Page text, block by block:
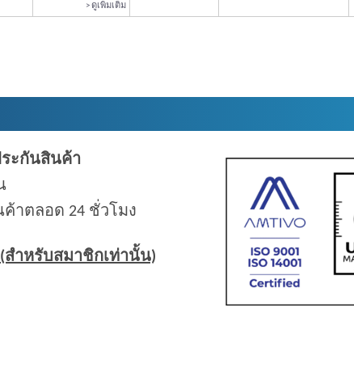
> ดูเพิ่มเติม
ะกันสินค้า
าตลอด 24 ชั่วโมง
ำหรับสมาชิกเท่านั้น)